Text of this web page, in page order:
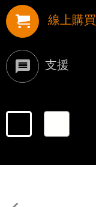
線上購買
支援